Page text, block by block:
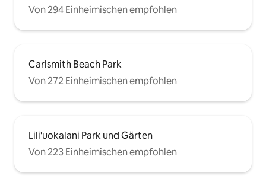
Von 294 Einheimischen empfohlen
Carlsmith Beach Park
Von 272 Einheimischen empfohlen
Lili'uokalani Park und Gärten
Von 223 Einheimischen empfohlen